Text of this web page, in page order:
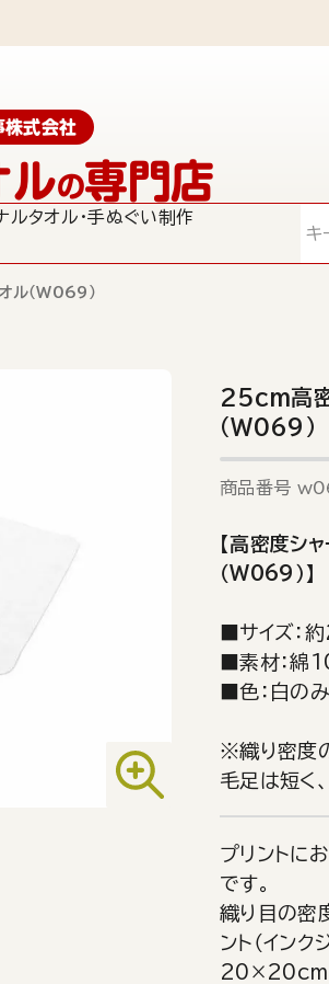
株式会社
ルの専門店
ルタオル・手ぬぐい制作
ル（W069）
25cm高密
（W069）
商品番号
【高密度シ
（W069）】
■サイズ：
■素材：綿
■色：白のみ
※織り密度
毛足は短く
プリントに
です。
織り目の密
ント（イン
20×20cm